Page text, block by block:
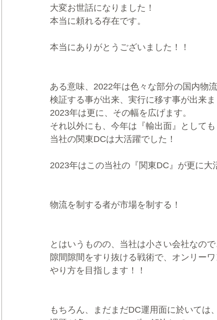
大変お世話になりました！
本当に頼れる存在です。
本当にありがとうございました！！
ある意味、2022年は色々な部分の国内物
検証する事が出来、実行に移す事が出来
2023年は更に、その幅を広げます。
それ以外にも、今年は『輸出面』としても
当社の関東DCは大活躍でした！
2023年はこの当社の『関東DC』が更に大
物流を制する者が市場を制する！
とはいうものの、当社は小さい会社なの
隙間隙間をすり抜ける戦術で、オンリー
やり方を目指します！！
もちろん、まだまだDC運用面に於いては